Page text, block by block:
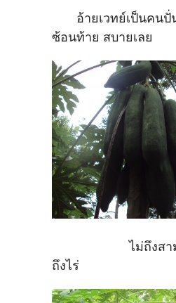
อ้ายเวทย์เป็นคนปั่
ซ้อนท้าย สบายเลย
ไม่ถึงสามร้อ
ถึงไร่